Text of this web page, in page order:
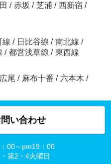
/ 赤坂 / 芝浦 / 西新宿 /
線 / 日比谷線 / 南北線 /
/ 都営浅草線 / 東西線
広尾 / 麻布十番 / 六本木 /
い合わせ
00～pm19：00
第2・4火曜日